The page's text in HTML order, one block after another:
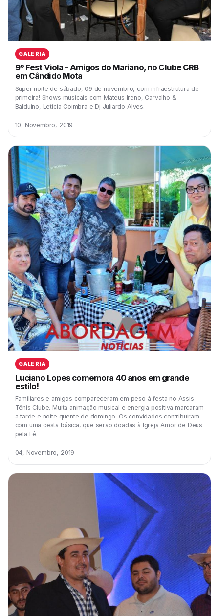
GALERIA
9º Fest Viola - Amigos do Mariano, no Clube CRB
em Cândido Mota
Super noite de sábado, 09 de novembro, com infraestrutura de
primeira! Shows musicais com Mateus Ireno, Carvalho &
Balduino, Letícia Coimbra e Dj Juliardo Alves.
10, Novembro, 2019
GALERIA
Luciano Lopes comemora 40 anos em grande
estilo!
Familiares e amigos compareceram em peso à festa no Assis
Tênis Clube. Muita animação musical e energia positiva marcaram
a tarde e noite quente de domingo. Os convidados contribuiram
com uma cesta básica, que serão doadas à Igreja Amor de Deus
pela Fé.
04, Novembro, 2019